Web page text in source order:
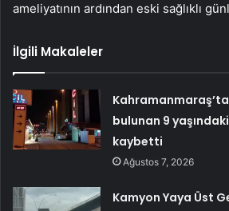
ameliyatının ardından eski sağlıklı
İlgili Makaleler
bulunan 9
kaybetti
Ağustos 7, 2026
Kamyon Yaya Üst